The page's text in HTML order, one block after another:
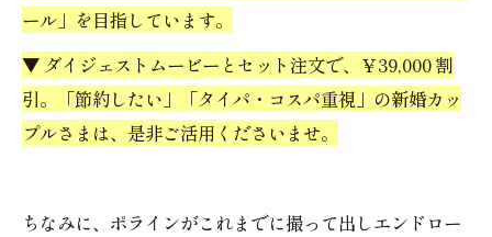
ール」を目指しています。
▼ ダイジェストムービーとセット注文で、￥39,000 割
引。「節約したい」「タイパ・コスパ重視」の新婚カッ
プルさまは、是非ご活用くださいませ。
ちなみに、ポラインがこれまでに撮って出しエンドロー